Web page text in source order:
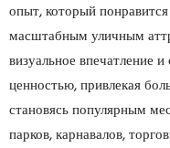
опыт, который
масштабным уличным
визуальное впечатление
ценностью, привлекая
становясь популярным
парков, карнавалов,